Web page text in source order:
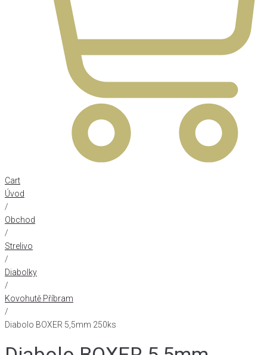
Cart
Úvod
/
Obchod
/
Strelivo
/
Diabolky
/
Kovohutě Příbram
/
Diabolo BOXER 5,5mm 250ks